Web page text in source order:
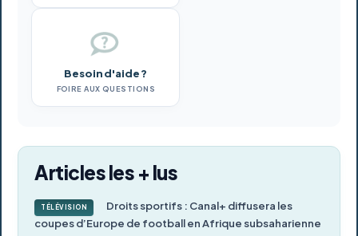
Besoin d'aide ?
FOIRE AUX QUESTIONS
Articles les + lus
TÉLÉVISION
Droits sportifs : Canal+ diffusera les
coupes d’Europe de football en Afrique subsaharienne